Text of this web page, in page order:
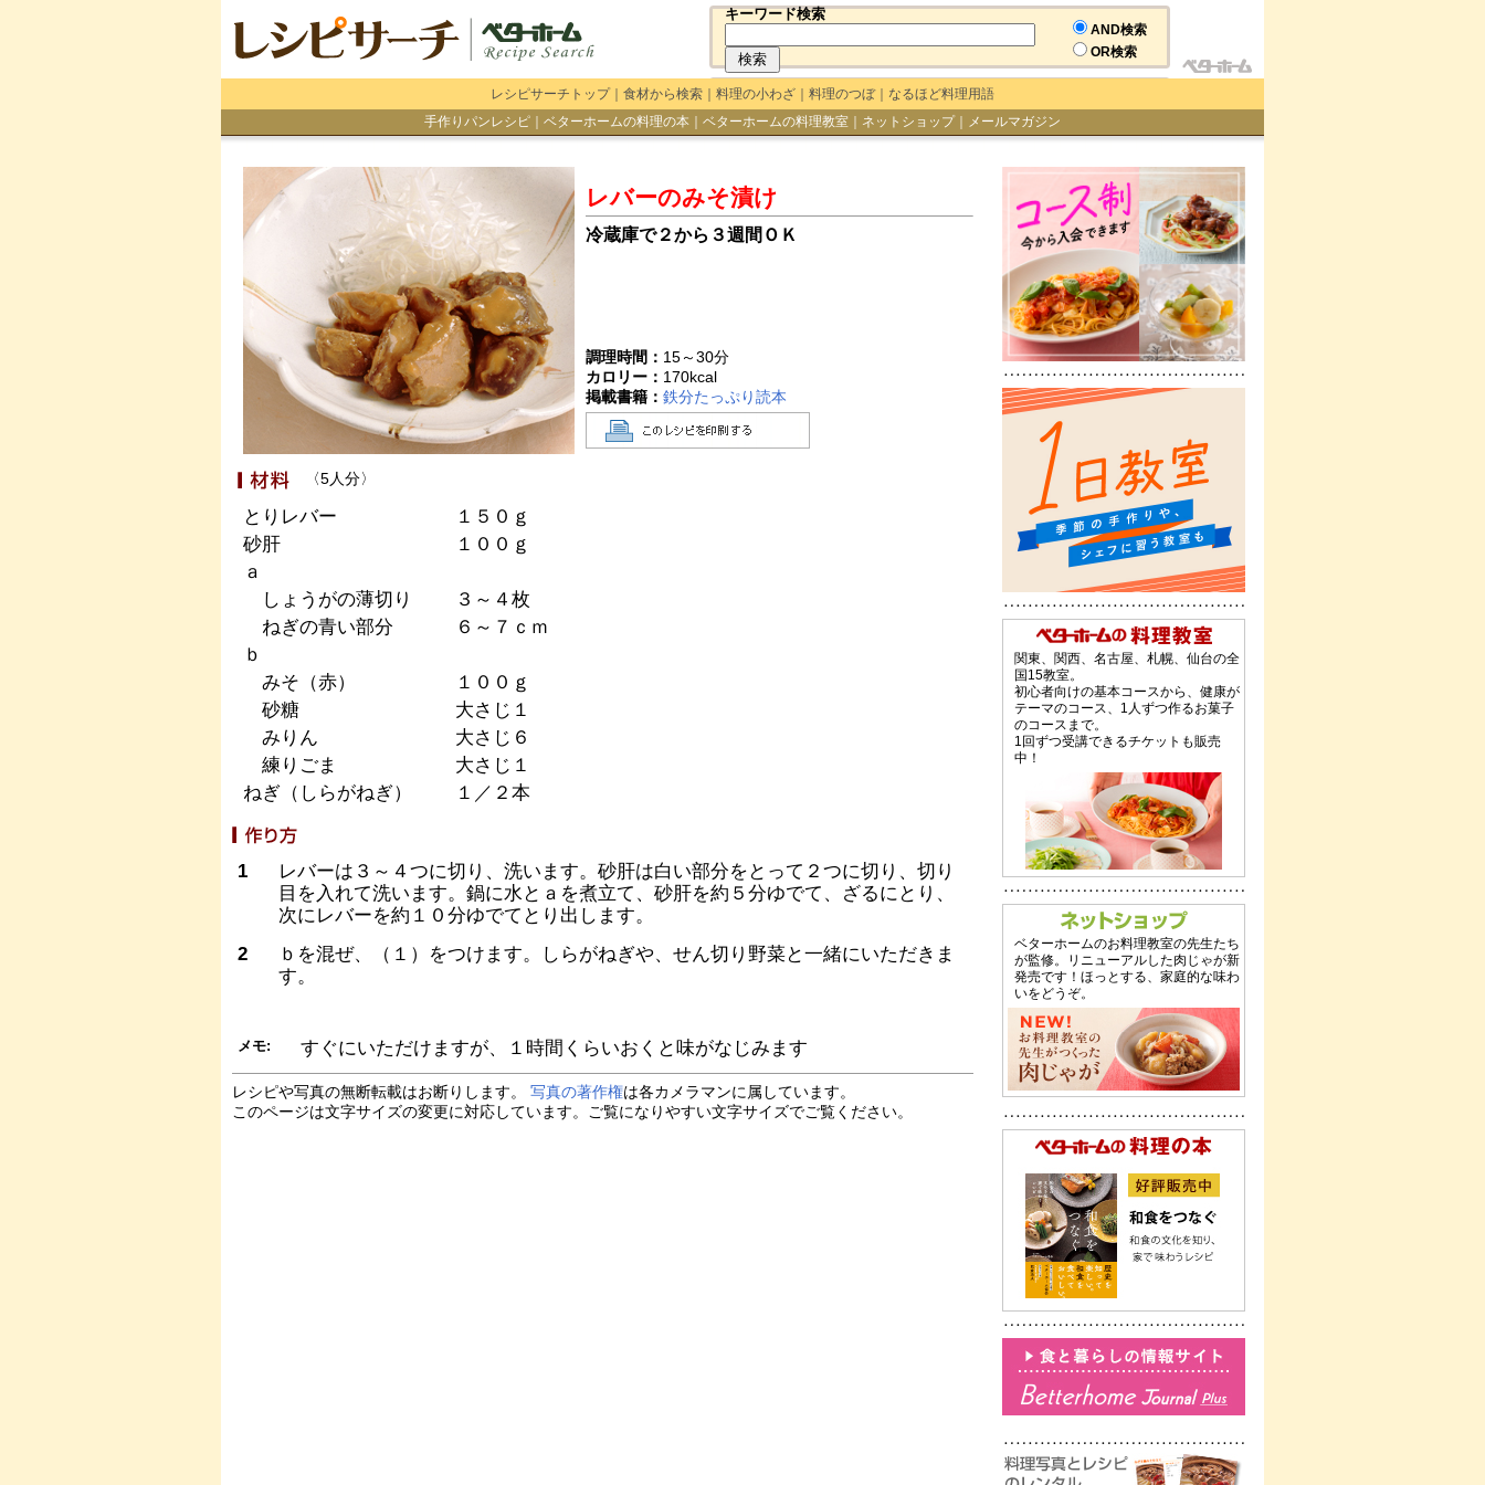
キーワード検索
AND検索
OR検索
レシピサーチトップ｜ 食材から検索 料理の小わざ 料理のつぼ｜ なるほど料理用語
手作りパンレシピ
ベターホームの料理の本 ベターホームの料理教室 ネットショップ｜ メールマガジン
レバーのみそ漬け
冷蔵庫で２から３週間ＯＫ
調理時間： 15～30分
カロリー： 170kcal
掲載書籍： 鉄分たっぷり読本
〈5人分〉
とりレバー
１５０ｇ
砂肝
１００ｇ
ａ
しょうがの薄切り
３～４枚
ねぎの青い部分
６～７ｃｍ
ｂ
みそ（赤）
１００ｇ
砂糖
大さじ１
みりん
大さじ６
練りごま
大さじ１
ねぎ（しらがねぎ）
１／２本
1
レバーは３～４つに切り、洗います。砂肝は白い部分をとって２つに切り、切り
目を入れて洗います。鍋に水とａを煮立て、砂肝を約５分ゆでて、ざるにとり、
次にレバーを約１０分ゆでてとり出します。
2
ｂを混ぜ、（１）をつけます。しらがねぎや、せん切り野菜と一緒にいただきま
す。
メモ: すぐにいただけますが、１時間くらいおくと味がなじみます
レシピや写真の無断転載はお断りします。 写真の著作権は各カメラマンに属しています。
このページは文字サイズの変更に対応しています。ご覧になりやすい文字サイズでご覧ください。
関東、関西、名古屋、札幌、仙台の全
国15教室。
初心者向けの基本コースから、健康が
テーマのコース、1人ずつ作るお菓子
のコースまで。
1回ずつ受講できるチケットも販売
中！
ベターホームのお料理教室の先生たち
が監修。リニューアルした肉じゃが新
発売です！ほっとする、家庭的な味わ
いをどうぞ。